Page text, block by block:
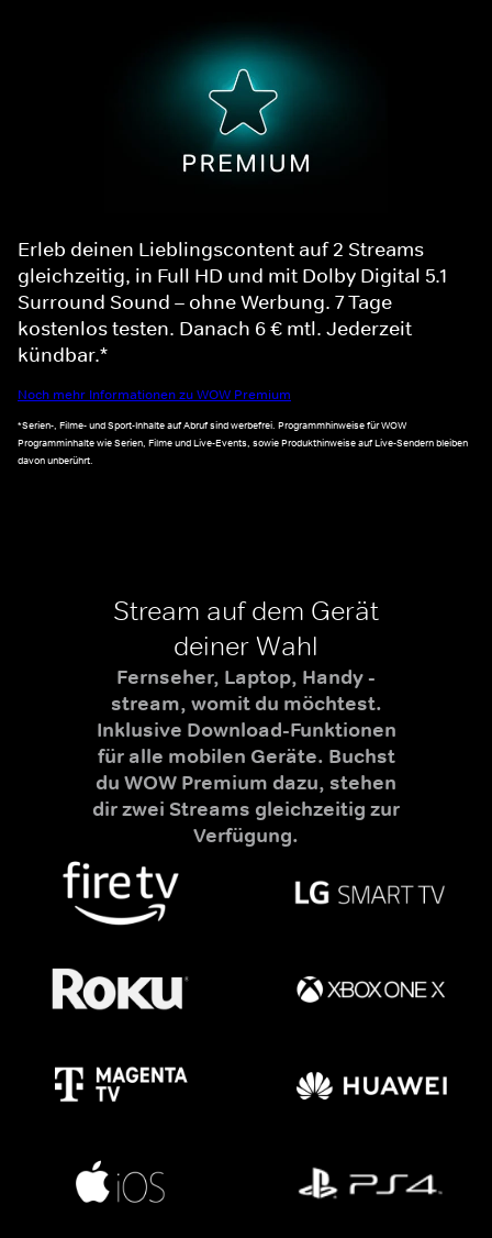
Erleb deinen Lieblingscontent auf 2 Streams
gleichzeitig, in Full HD und mit Dolby Digital 5.1
Surround Sound – ohne Werbung. 7 Tage
kostenlos testen. Danach 6 € mtl. Jederzeit
kündbar.*
Noch mehr Informationen zu WOW Premium
*Serien-, Filme- und Sport-Inhalte auf Abruf sind werbefrei. Programmhinweise für WOW
Programminhalte wie Serien, Filme und Live-Events, sowie Produkthinweise auf Live-Sendern bleiben
davon unberührt.
Stream auf dem Gerät
deiner Wahl
Fernseher, Laptop, Handy -
stream, womit du möchtest.
Inklusive Download-Funktionen
für alle mobilen Geräte. Buchst
du WOW Premium dazu, stehen
dir zwei Streams gleichzeitig zur
Verfügung.